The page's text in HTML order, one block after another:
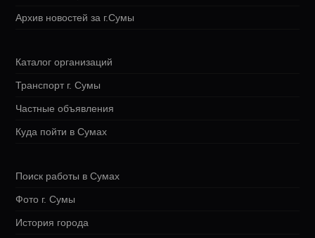
Архив новостей за г.Сумы
Каталог организаций
Транспорт г. Сумы
Частные объявления
Куда пойти в Сумах
Поиск работы в Сумах
Фото г. Сумы
История города